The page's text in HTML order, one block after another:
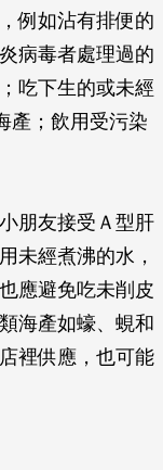
例如沾有排便的
病毒者處理過的
吃下生的或未經
產；飲用受污染
朋友接受Ａ型肝
未經煮沸的水，
應避免吃未削皮
海產如蠔、蜆和
裡供應，也可能